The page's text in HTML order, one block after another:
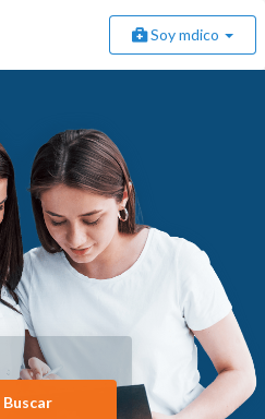
Soy mdico
Buscar